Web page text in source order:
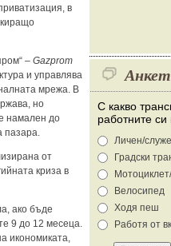
в
– Gazprom
и управлява
мрежа. В
но
намален до
пазара.
от
криза в
ако бъде
9 до 12 месеца.
икономиката,
С какво
работните си
Личен/
Градски
Велосипед
Ходя пеш
Работя от